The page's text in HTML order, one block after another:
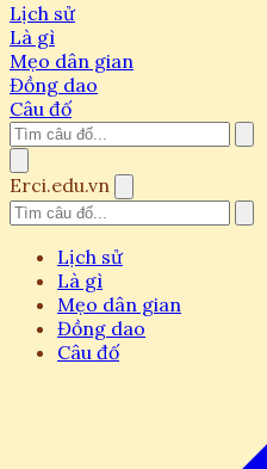
Lịch sử
Là gì
Mẹo dân gian
Đồng dao
Câu đố
Erci.edu.vn
Lịch sử
Là gì
Mẹo dân gian
Đồng dao
Câu đố